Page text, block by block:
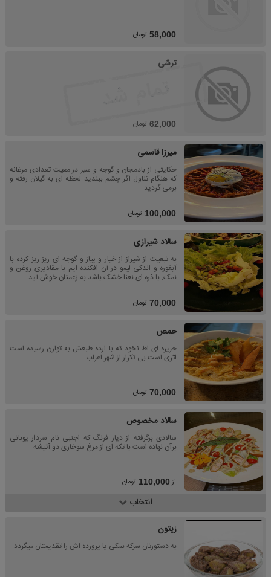
58,000 تومان
ترشی
62,000 تومان
میرزا قاسمی
حکایتی از بادمجان و گوجه و سیر در معیت تعدادی مرغانه
که هنگام تناول اگر چشم ببندید لحظه ای به گیلان رفته و
برمی گردید
100,000 تومان
سالاد شیرازی
به تبعیت از شیراز از خیار و پیاز و گوجه ای ریز ریز کرده با
آبغوره و اندکی لیمو در آن افکنده ایم با مقادیری روغن و
نمک: با ذره ای نعنا خشک باشد به زعمتان خوش آید
70,000 تومان
حمص
حریره ای اط نخود که با ارده طبعش به توازن رسیده است
اثری است بی تکرار از شهر اعراب
70,000 تومان
سالاد مخصوص
سالادی برگرفته از دیار فرنگ که اجنبی نام سردار یونانی
برآن نهاده است با تکه ای از مرغ سوخاری دو آتیشه
از110,000 تومان
انتخاب
زیتون
به دستورتان سرکه نمکی یا پرورده اش را تقدیمتان میگردد